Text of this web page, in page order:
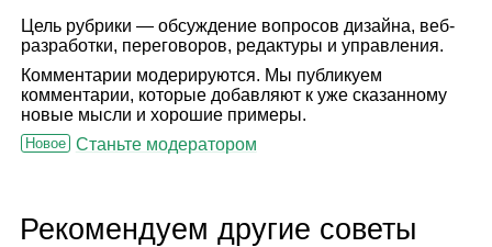
Цель рубрики — обсуждение вопросов дизайна, веб-
разработки, переговоров, редактуры и управления.
Комментарии модерируются. Мы публикуем
комментарии, которые добавляют к уже сказанному
новые мысли и хорошие примеры.
Новое Станьте модератором
Рекомендуем другие советы